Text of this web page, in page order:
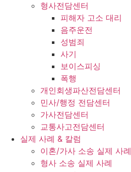
형사전담센터
피해자 고소 대리
음주운전
성범죄
사기
보이스피싱
폭행
개인회생파산전담센터
민사/행정 전담센터
가사전담센터
교통사고전담센터
실제 사례 & 칼럼
이혼/가사 소송 실제 사례
형사 소송 실제 사례